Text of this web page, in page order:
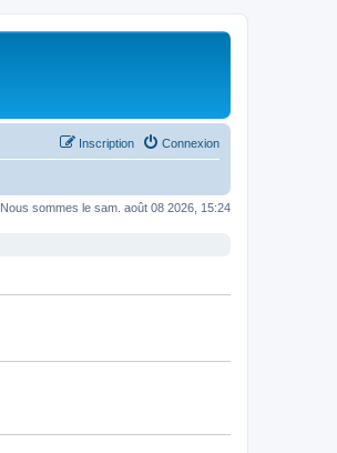
Connexion
Inscription
Nous sommes le sam. août 08 2026, 15:24